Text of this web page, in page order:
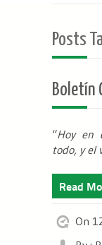
Posts
Boletín
“Hoy en
todo, y el
Read
On